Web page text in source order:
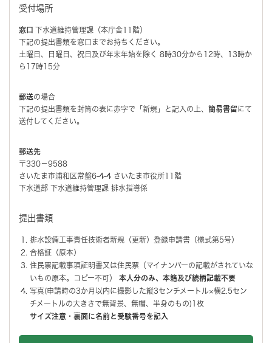
受付場所
窓口 下水道維持管理課（本庁舎11階）
下記の提出書類を窓口までお持ちください。
土曜日、日曜日、祝日及び年末年始を除く 8時30分から12時、13時か
ら17時15分
郵送の場合
下記の提出書類を封筒の表に赤字で「新規」と記入の上、 簡易書留にて
送付してください。
郵送先
〒330－9588
さいたま市浦和区常盤6-4-4 さいたま市役所11階
下水道部 下水道維持管理課 排水指導係
提出書類
排水設備工事責任技術者新規（更新）登録申請書（様式第5号）
合格証（原本）
住民票記載事項証明書又は住民票（マイナンバーの記載がされていな
いもの原本。コピー不可） 本人分のみ、本籍及び続柄記載不要
写真(申請時の3か月以内に撮影した縦3センチメートル×横2.5セン
チメートルの大きさで無背景、無帽、半身のもの)1枚
サイズ注意・裏面に名前と受験番号を記入